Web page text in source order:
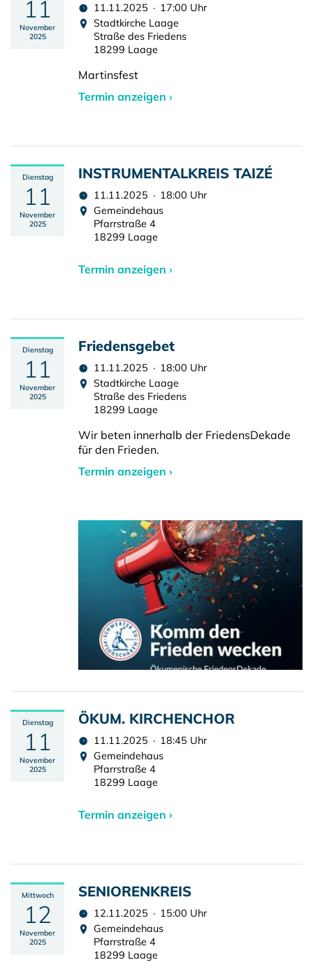
11
November
2025
11.11.2025 · 17:00 Uhr
Stadtkirche Laage
Straße des Friedens
18299 Laage
Martinsfest
Termin anzeigen ›
Dienstag
11
November
2025
INSTRUMENTALKREIS TAIZÉ
11.11.2025 · 18:00 Uhr
Gemeindehaus
Pfarrstraße 4
18299 Laage
Termin anzeigen ›
Dienstag
11
November
2025
Friedensgebet
11.11.2025 · 18:00 Uhr
Stadtkirche Laage
Straße des Friedens
18299 Laage
Wir beten innerhalb der FriedensDekade
für den Frieden.
Termin anzeigen ›
Dienstag
11
November
2025
ÖKUM. KIRCHENCHOR
11.11.2025 · 18:45 Uhr
Gemeindehaus
Pfarrstraße 4
18299 Laage
Termin anzeigen ›
Mittwoch
12
November
2025
SENIORENKREIS
12.11.2025 · 15:00 Uhr
Gemeindehaus
Pfarrstraße 4
18299 Laage